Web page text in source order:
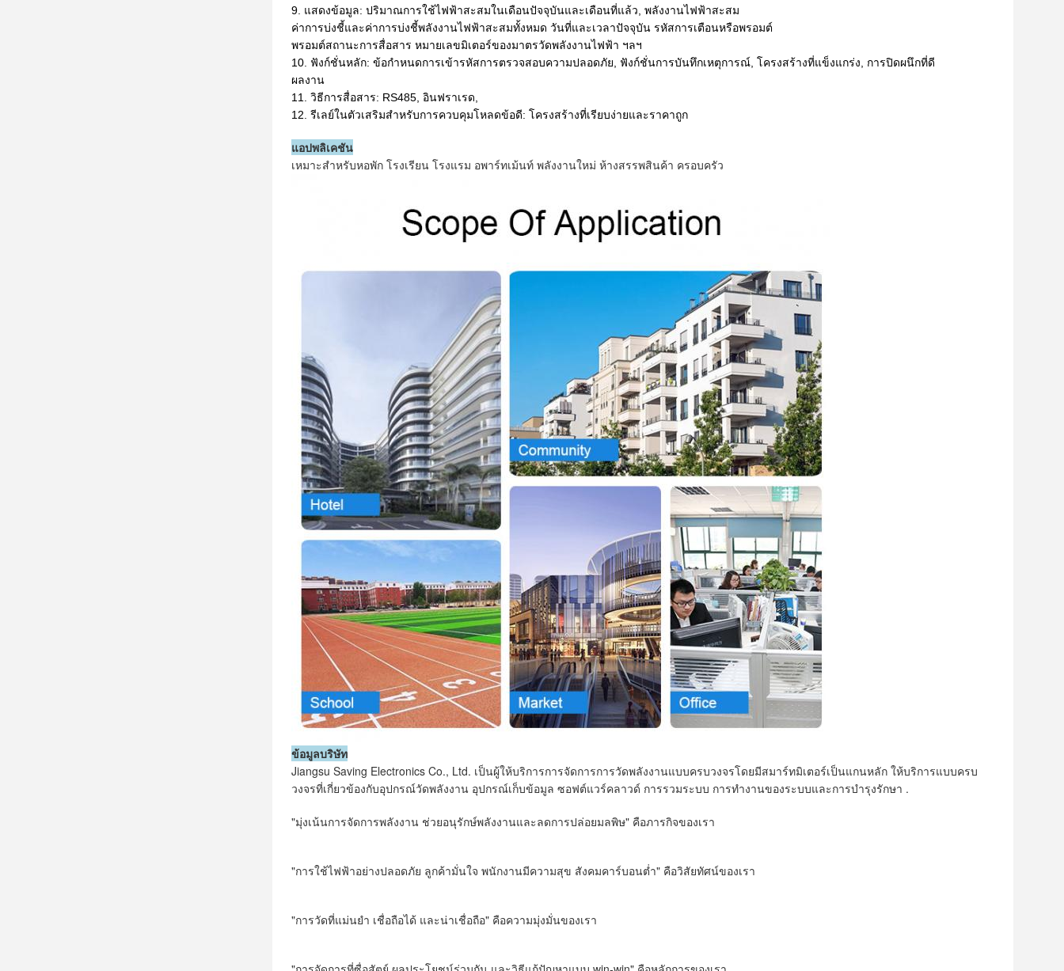
9. แสดงข้อมูล: ปริมาณการใช้ไฟฟ้าสะสมในเดือนปัจจุบันและเดือนที่แล้ว, พลังงานไฟฟ้าสะสม
ค่าการบ่งชี้และค่าการบ่งชี้พลังงานไฟฟ้าสะสมทั้งหมด วันที่และเวลาปัจจุบัน รหัสการเตือนหรือพรอมต์
พรอมต์สถานะการสื่อสาร หมายเลขมิเตอร์ของมาตรวัดพลังงานไฟฟ้า ฯลฯ
10. ฟังก์ชั่นหลัก: ข้อกำหนดการเข้ารหัสการตรวจสอบความปลอดภัย, ฟังก์ชั่นการบันทึกเหตุการณ์, โครงสร้างที่แข็งแกร่ง, การปิดผนึกที่ดี
ผลงาน
11. วิธีการสื่อสาร: RS485, อินฟราเรด,
12. รีเลย์ในตัวเสริมสำหรับการควบคุมโหลดข้อดี: โครงสร้างที่เรียบง่ายและราคาถูก
แอปพลิเคชัน
เหมาะสำหรับหอพัก โรงเรียน โรงแรม อพาร์ทเม้นท์ พลังงานใหม่ ห้างสรรพสินค้า ครอบครัว
ข้อมูลบริษัท
Jiangsu Saving Electronics Co., Ltd. เป็นผู้ให้บริการการจัดการการวัดพลังงานแบบครบวงจรโดยมีสมาร์ทมิเตอร์เป็นแกนหลัก ให้บริการแบบครบ
วงจรที่เกี่ยวข้องกับอุปกรณ์วัดพลังงาน อุปกรณ์เก็บข้อมูล ซอฟต์แวร์คลาวด์ การรวมระบบ การทำงานของระบบและการบำรุงรักษา .
"มุ่งเน้นการจัดการพลังงาน ช่วยอนุรักษ์พลังงานและลดการปล่อยมลพิษ" คือภารกิจของเรา
"การใช้ไฟฟ้าอย่างปลอดภัย ลูกค้ามั่นใจ พนักงานมีความสุข สังคมคาร์บอนต่ำ" คือวิสัยทัศน์ของเรา
"การวัดที่แม่นยำ เชื่อถือได้ และน่าเชื่อถือ" คือความมุ่งมั่นของเรา